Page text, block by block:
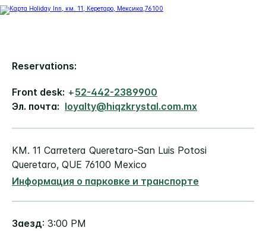
Reservations:
Front desk: +52-442-2389900
Эл. почта: loyalty@hiqzkrystal.com.mx
KM. 11 Carretera Queretaro-San Luis Potosi
Queretaro, QUE 76100 Mexico
Информация о парковке и транспорте
Заезд: 3:00 PM